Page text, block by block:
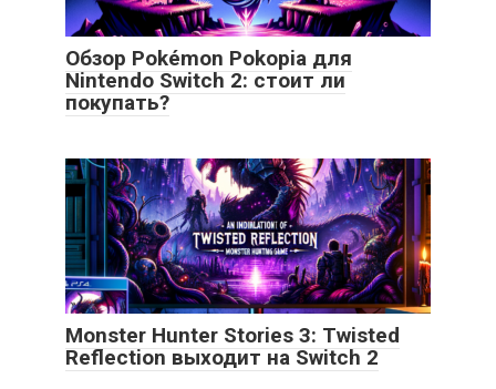
Обзор Pokémon Pokopia для
Nintendo Switch 2: стоит ли
покупать?
Monster Hunter Stories 3: Twisted
Reflection выходит на Switch 2